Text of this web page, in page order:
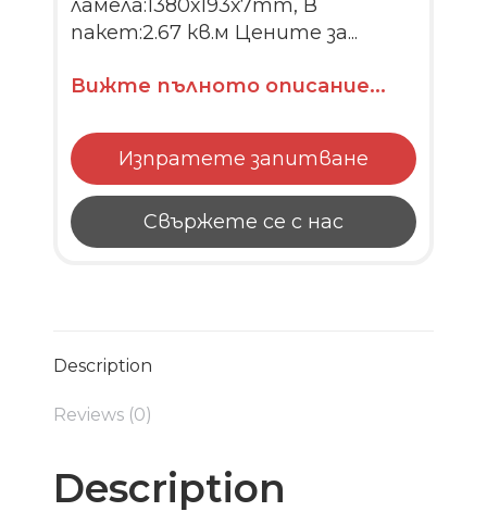
ламела:1380х193х7mm, В
пакет:2.67 кв.м Цените за...
Вижте пълното описание...
Изпратете запитване
Свържете се с нас
Description
Reviews (0)
Description